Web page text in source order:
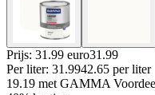
Prijs: 31.99 euro31 .99
Per liter: 31.9942.65 per liter
19.19 met GAMMA